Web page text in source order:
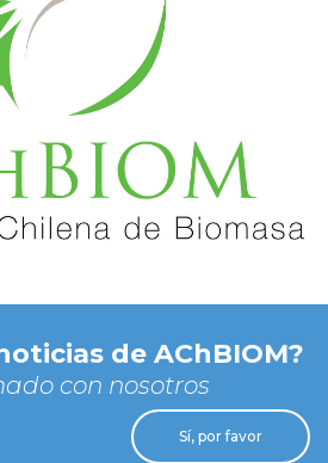
de AChBIOM?
con nosotros
Sí, por favor